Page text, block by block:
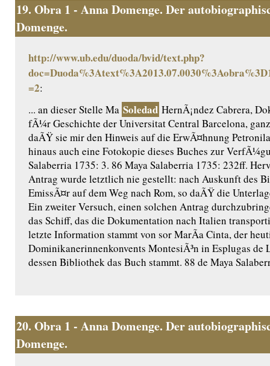
19. Obra 1 - Anna Domenge. Der
Domenge.
http://www.ub.edu/duoda/bvid/text.php?
=2:
... an dieser Stelle Ma Soledad HernÃ¡ndez Cabrera,
fÃ¼r Geschichte der Universitat Central Barcelona,
daÃŸ sie mir den Hinweis auf die ErwÃ¤hnung
hinaus auch eine Fotokopie dieses Buches zur
Salaberria 1735: 3. 86 Maya Salaberria 1735: 232ff.
Antrag wurde letztlich nie gestellt: nach Auskunft des
EmissÃ¤r auf dem Weg nach Rom, so daÃŸ die
Ein zweiter Versuch, einen solchen Antrag
das Schiff, das die Dokumentation nach Italien
letzte Information stammt von sor MarÃ­a Cinta, der
Dominikanerinnenkonvents MontesiÃ³n in Esplugas de
dessen Bibliothek das Buch stammt. 88 de Maya
20. Obra 1 - Anna Domenge. Der
Domenge.